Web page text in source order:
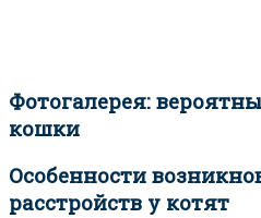
Фотогалерея:
кошки
Особенности
расстройств у котят